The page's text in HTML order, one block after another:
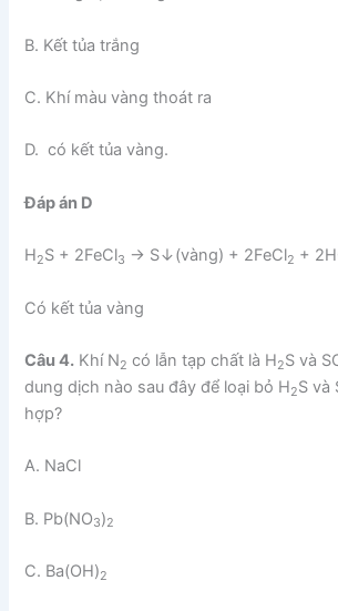
B. Kết tủa trắng
C. Khí màu vàng thoát ra
D. có kết tủa vàng.
Đáp án D
H2S + 2FeCl3 → S↓(vàng) + 2FeCl2 +
Có kết tủa vàng
Câu 4. Khí N2 có lẫn tạp chất là H2S và
dung dịch nào sau đây để loại bỏ H2S và
hợp?
A. NaCl
B. Pb(NO3)2
C. Ba(OH)2